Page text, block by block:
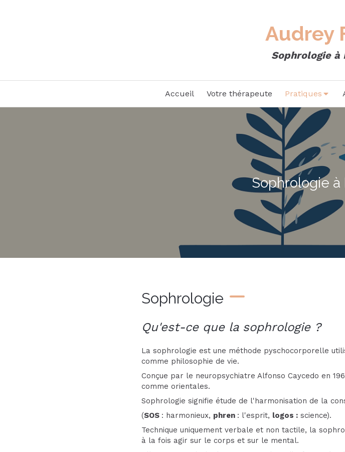
Audrey
Sophrologie à
Accueil Votre thérapeute Pratiques
Sophrologie
Sophrologie
Qu'est-ce que la sophrologie ?
La sophrologie est une méthode pyschocorporelle
comme philosophie de vie.
Conçue par le neuropsychiatre Alfonso Caycedo en
comme orientales.
Sophrologie signifie étude de l'harmonisation de la
(SOS : harmonieux, phren : l'esprit, logos : science).
Technique uniquement verbale et non tactile, la
à la fois agir sur le corps et sur le mental.